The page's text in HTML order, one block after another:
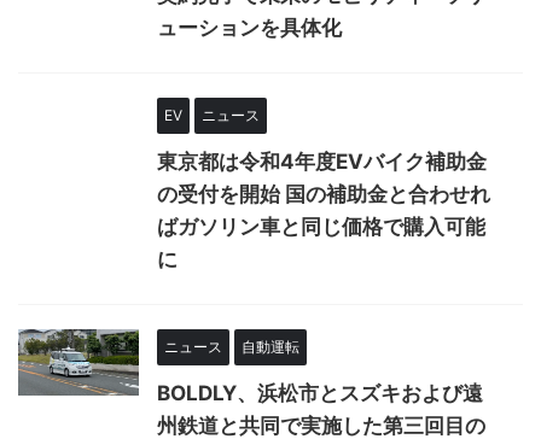
ューションを具体化
EV ニュース
東京都は令和4年度EVバイク補助金
の受付を開始 国の補助金と合わせれ
ばガソリン車と同じ価格で購入可能
に
ニュース 自動運転
BOLDLY、浜松市とスズキおよび遠
州鉄道と共同で実施した第三回目の